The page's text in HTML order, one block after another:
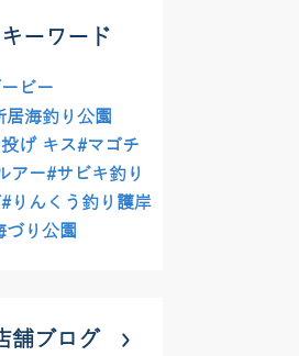
ーワード
ビー
居海釣り公園
げ キス#マゴチ
アー#サビキ釣り
#りんくう釣り護岸
づり公園
舗ブログ